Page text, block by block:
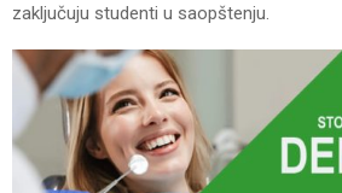
zaključuju studenti u saopštenju.